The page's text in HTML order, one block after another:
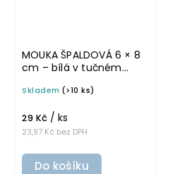
MOUKA ŠPALDOVÁ 6 × 8
cm – bílá v tučném
samolepka na
Skladem (>10 ks)
23,97 Kč bez DPH
29 Kč / ks
Do košíku